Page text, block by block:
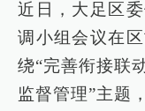
近日，大足区
调小组会议在
绕“完善衔接联
监督管理”主题